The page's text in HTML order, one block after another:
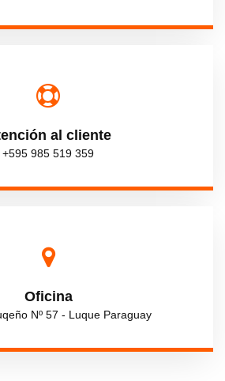
al cliente
+595 985 519 359
Oficina
Nº 57 - Luque Paraguay